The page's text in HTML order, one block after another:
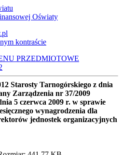
Oświaty
PRZEDMIOTOWE
Starosty Tarnogórskiego z dnia
Zarządzenia nr 37/2009
5 czerwca 2009 r. w sprawie
wynagrodzenia dla
jednostek organizacyjnych